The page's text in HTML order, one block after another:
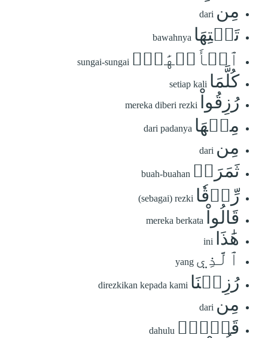
مِن dari
تَحۡتِهَا bawahnya
ٱلۡأَنۡهَٰرُۖ sungai-sungai
كُلَّمَا setiap kali
رُزِقُواْ mereka diberi rezki
مِنۡهَا dari padanya
مِن dari
ثَمَرَةٖ buah-buahan
رِّزۡقٗا (sebagai) rezki
قَالُواْ mereka berkata
هَٰذَا ini
ٱلَّذِي yang
رُزِقۡنَا direzkikan kepada kami
مِن dari
قَبۡلُۖ dahulu